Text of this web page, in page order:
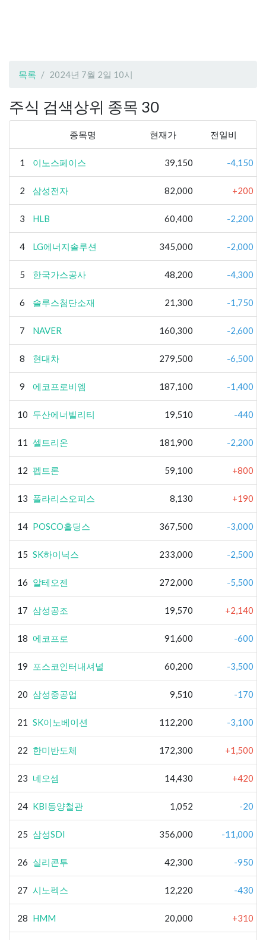
목록 2024년 7월 2일 10시
주식 검색상위 종목 30
종목명 현재가 전일비
1 이노스페이스 39,150 -4,150
2 삼성전자 82,000 +200
3 HLB 60,400 -2,200
4 LG에너지솔루션 345,000 -2,000
5 한국가스공사 48,200 -4,300
6 솔루스첨단소재 21,300 -1,750
7 NAVER 160,300 -2,600
8 현대차 279,500 -6,500
9 에코프로비엠 187,100 -1,400
10 두산에너빌리티 19,510 -440
11 셀트리온 181,900 -2,200
12 펩트론 59,100 +800
13 폴라리스오피스 8,130 +190
14 POSCO홀딩스 367,500 -3,000
15 SK하이닉스 233,000 -2,500
16 알테오젠 272,000 -5,500
17 삼성공조 19,570 +2,140
18 에코프로 91,600 -600
19 포스코인터내셔널 60,200 -3,500
20 삼성중공업 9,510 -170
21 SK이노베이션 112,200 -3,100
22 한미반도체 172,300 +1,500
23 네오셈 14,430 +420
24 KBI동양철관 1,052 -20
25 삼성SDI 356,000 -11,000
26 실리콘투 42,300 -950
27 시노펙스 12,220 -430
28 HMM 20,000 +310